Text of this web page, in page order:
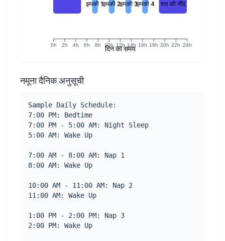
0h 2h 4h 6h 8h 10h 12h 14h 16h 18h 20h 22h 24h
दिन का समय
रात की नींद
झपकी 1झपकी 2झपकी 3झपकी 4
नमूना दैनिक अनुसूची
Sample Daily Schedule:
7:00 PM: Bedtime
7:00 PM - 5:00 AM: Night Sleep
5:00 AM: Wake Up
7:00 AM - 8:00 AM: Nap 1
8:00 AM: Wake Up
10:00 AM - 11:00 AM: Nap 2
11:00 AM: Wake Up
1:00 PM - 2:00 PM: Nap 3
2:00 PM: Wake Up